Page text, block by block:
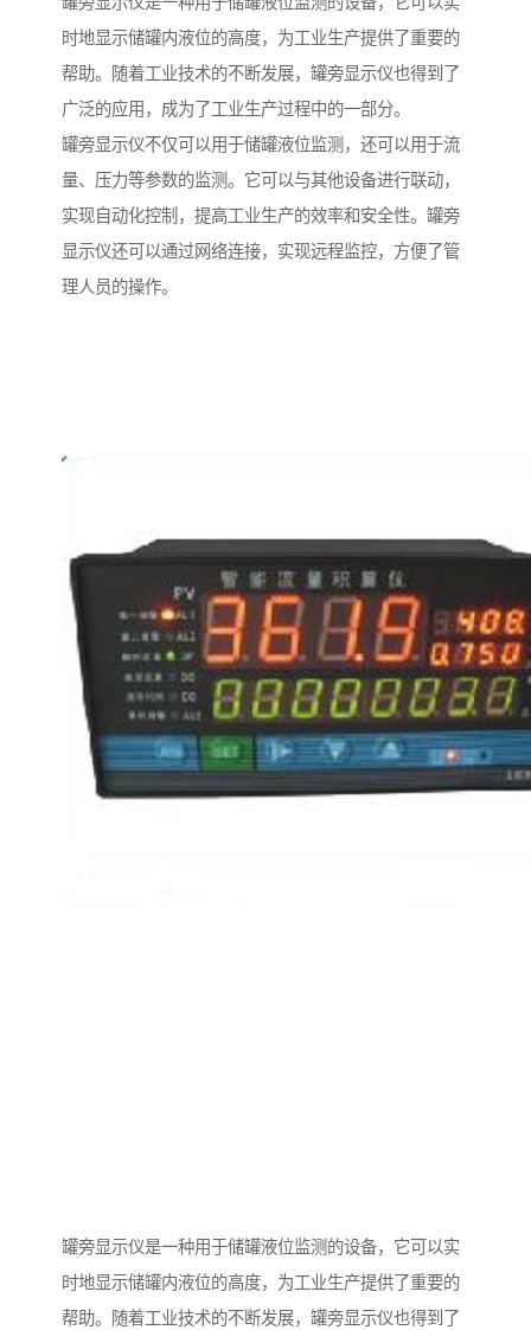
时地显示储罐内液位的高度，为工业生产提供了重要的
帮助。随着工业技术的不断发展，罐旁显示仪也得到了
广泛的应用，成为了工业生产过程中的一部分。
罐旁显示仪不仅可以用于储罐液位监测，还可以用于流
量、压力等参数的监测。它可以与其他设备进行联动，
实现自动化控制，提高工业生产的效率和安全性。罐旁
显示仪还可以通过网络连接，实现远程监控，方便了管
理人员的操作。
罐旁显示仪是一种用于储罐液位监测的设备，它可以实
时地显示储罐内液位的高度，为工业生产提供了重要的
帮助。随着工业技术的不断发展，罐旁显示仪也得到了